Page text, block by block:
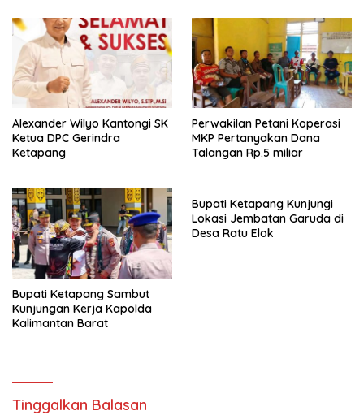
Alexander Wilyo Kantongi SK
Ketua DPC Gerindra
Ketapang
Perwakilan Petani Koperasi
MKP Pertanyakan Dana
Talangan Rp.5 miliar
Bupati Ketapang Sambut
Kunjungan Kerja Kapolda
Kalimantan Barat
Bupati Ketapang Kunjungi
Lokasi Jembatan Garuda di
Desa Ratu Elok
Tinggalkan Balasan